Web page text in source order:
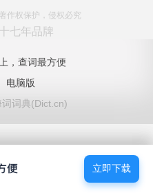
作权保护，侵权必究
七年品牌
，查词最方便
电脑版
词典(Dict.cn)
立即下载
立即下载